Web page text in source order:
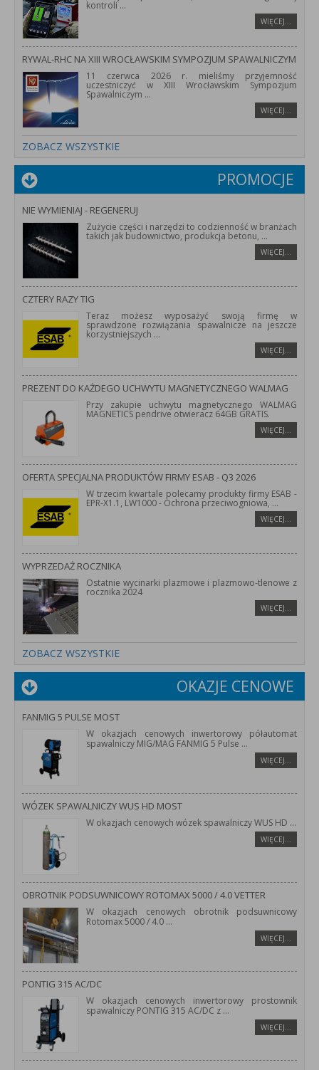
kontroli...
WIĘCEJ…
RYWAL-RHC NA XIII WROCŁAWSKIM SYMPOZJUM SPAWALNICZYM
11 czerwca 2026 r. mieliśmy przyjemność
uczestniczyć w XIII Wrocławskim Sympozjum
Spawalniczym ...
WIĘCEJ…
ZOBACZ WSZYSTKIE
PROMOCJE
NIE WYMIENIAJ - REGENERUJ
Zużycie części i narzędzi to codzienność w branżach
takich jak budownictwo, produkcja betonu, ...
WIĘCEJ…
CZTERY RAZY TIG
Teraz możesz wyposażyć swoją firmę w
sprawdzone rozwiązania spawalnicze na jeszcze
korzystniejszych ...
WIĘCEJ…
PREZENT DO KAŻDEGO UCHWYTU MAGNETYCZNEGO WALMAG
Przy zakupie uchwytu magnetycznego WALMAG
MAGNETICS pendrive otwieracz 64GB GRATIS.
WIĘCEJ…
OFERTA SPECJALNA PRODUKTÓW FIRMY ESAB - Q3 2026
W trzecim kwartale polecamy produkty firmy ESAB -
EPR-X1.1, LW1000 - Ochrona przeciwogniowa, ...
WIĘCEJ…
WYPRZEDAŻ ROCZNIKA
Ostatnie wycinarki plazmowe i plazmowo-tlenowe z
rocznika 2024
WIĘCEJ…
ZOBACZ WSZYSTKIE
OKAZJE CENOWE
FANMIG 5 PULSE MOST
W okazjach cenowych inwertorowy półautomat
spawalniczy MIG/MAG FANMIG 5 Pulse ...
WIĘCEJ…
WÓZEK SPAWALNICZY WUS HD MOST
W okazjach cenowych wózek spawalniczy WUS HD ...
WIĘCEJ…
OBROTNIK PODSUWNICOWY ROTOMAX 5000 / 4.0 VETTER
W okazjach cenowych obrotnik podsuwnicowy
Rotomax 5000 / 4.0 ...
WIĘCEJ…
PONTIG 315 AC/DC
W okazjach cenowych inwertorowy prostownik
spawalniczy PONTIG 315 AC/DC z ...
WIĘCEJ…